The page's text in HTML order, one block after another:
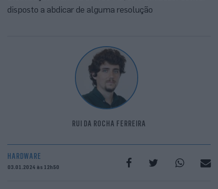
disposto a abdicar de alguma resolução
RUI DA ROCHA FERREIRA
HARDWARE
03.01.2024 às 12h50